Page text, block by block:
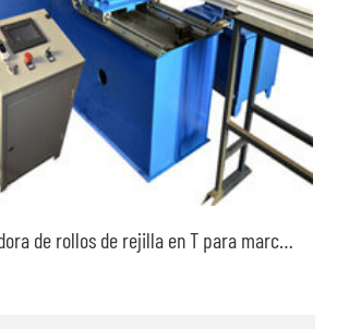
Máquina formadora de rollos de rejilla en T para marco de placa de yeso para techo